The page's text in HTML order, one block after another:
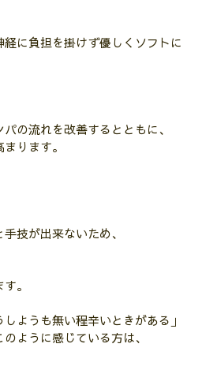
に負担を掛けず優しくソフトに
の流れを改善するとともに、
ります。
技が出来ないため、
。
ようも無い程辛いときがある」
ように感じている方は、